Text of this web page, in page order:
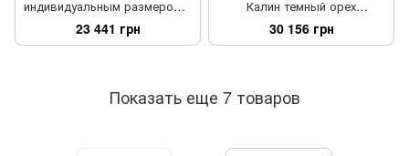
индивидуальным размером и
цветом деревянный
обеденный слоновая кость
23 441 грн
Калин темный орех
250х100+50+50
30 156 грн
Показать еще 7 товаров